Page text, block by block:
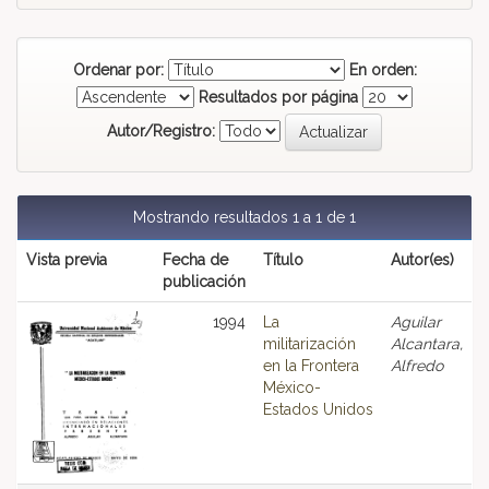
Ordenar por:
En orden:
Resultados por página
Autor/Registro:
Mostrando resultados 1 a 1 de 1
Vista previa
Fecha de
publicación
Título Autor(es)
1994
La
militarización
en la Frontera
México-
Estados Unidos
Aguilar
Alcantara,
Alfredo